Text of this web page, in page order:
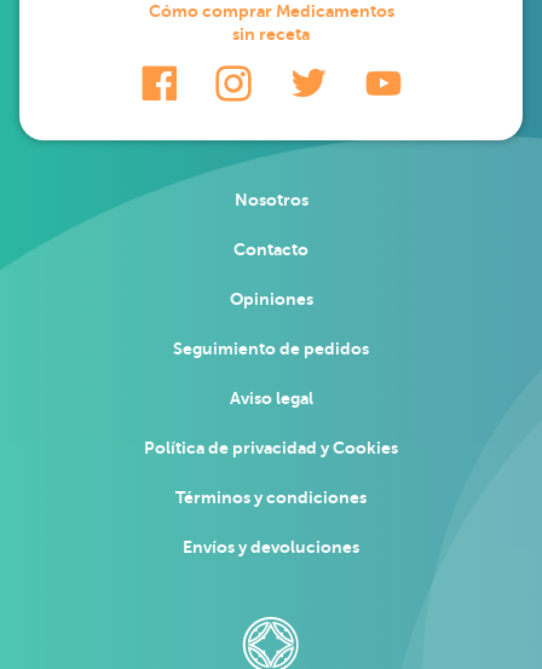
Cómo comprar Medicamentos
sin receta
Nosotros
Contacto
Opiniones
Seguimiento de pedidos
Aviso legal
Política de privacidad y Cookies
Términos y condiciones
Envíos y devoluciones